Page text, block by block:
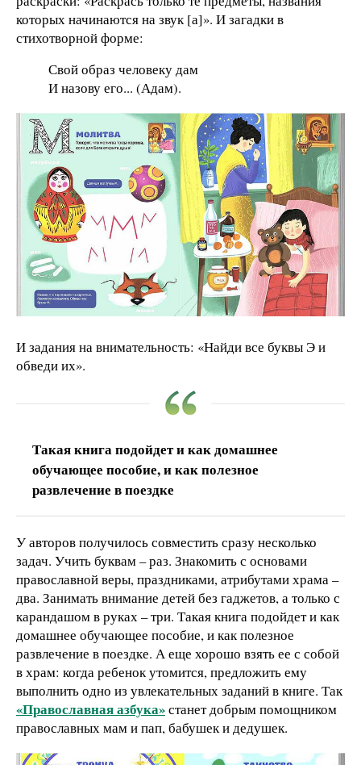
которых начинаются на звук [а]». И загадки в
стихотворной форме:
Свой образ человеку дам
И назову его... (Адам).
И задания на внимательность: «Найди все буквы Э и
обведи их».
Такая книга подойдет и как домашнее
обучающее пособие, и как полезное
развлечение в поездке
У авторов получилось совместить сразу несколько
задач. Учить буквам – раз. Знакомить с основами
православной веры, праздниками, атрибутами храма –
два. Занимать внимание детей без гаджетов, а только с
карандашом в руках – три. Такая книга подойдет и как
домашнее обучающее пособие, и как полезное
развлечение в поездке. А еще хорошо взять ее с собой
в храм: когда ребенок утомится, предложить ему
выполнить одно из увлекательных заданий в книге. Так
«Православная азбука»станет добрым помощником
православных мам и пап, бабушек и дедушек.